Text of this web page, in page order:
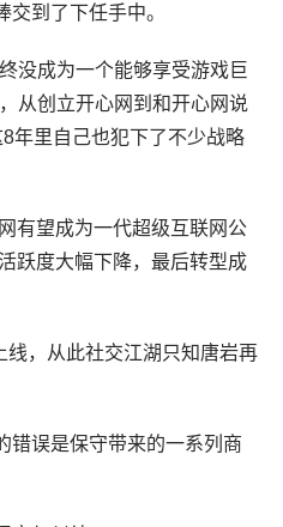
到了下任手中。
没成为一个能够享受游戏巨
从创立开心网到和开心网说
年里自己也犯下了不少战略
有望成为一代超级互联网公
跃度大幅下降，最后转型成
，从此社交江湖只知唐岩再
错误是保守带来的一系列商